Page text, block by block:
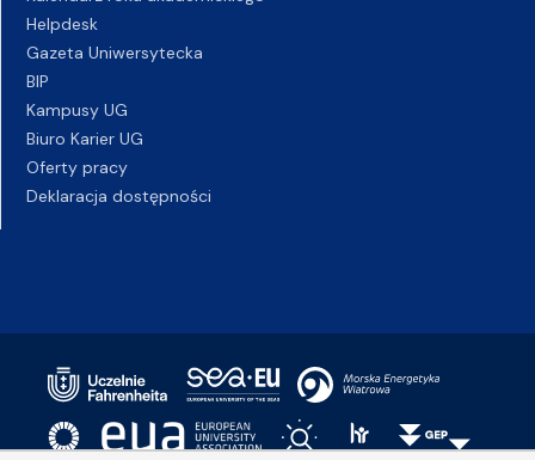
Helpdesk
Gazeta Uniwersytecka
BIP
Kampusy UG
Biuro Karier UG
Oferty pracy
Deklaracja dostępności